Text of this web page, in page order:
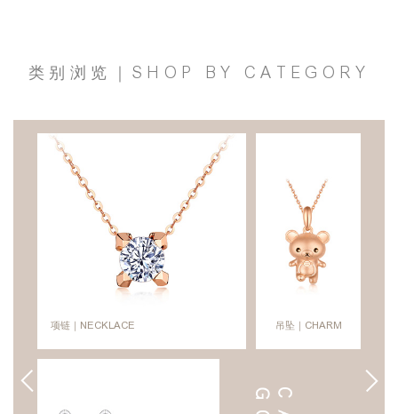
类别浏览｜SHOP BY CATEGORY
项链｜NECKLACE 吊坠｜CHARM